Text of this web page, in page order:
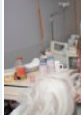
Ar smaidu un
ar senioriem Vidzemes